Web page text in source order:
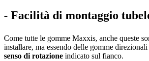
- Facilità di montaggio
Come tutte le gomme Maxxis, anche queste
installare, ma essendo delle gomme
senso di rotazione indicato sul fianco.